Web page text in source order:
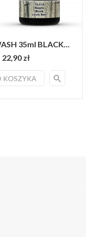
35ml BLACK...
22,90 zł
KOSZYKA search